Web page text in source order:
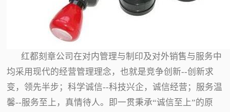
红都刻章公司在对内管理与制印及对外销售与服务中
均采用现代的经营管理理念，也就是竞争创新--创新求
变，领先半步；科学诚信--科技兴企，诚信经营；服务温
馨--服务至上，真情待人。即一贯秉承“诚信至上”的原